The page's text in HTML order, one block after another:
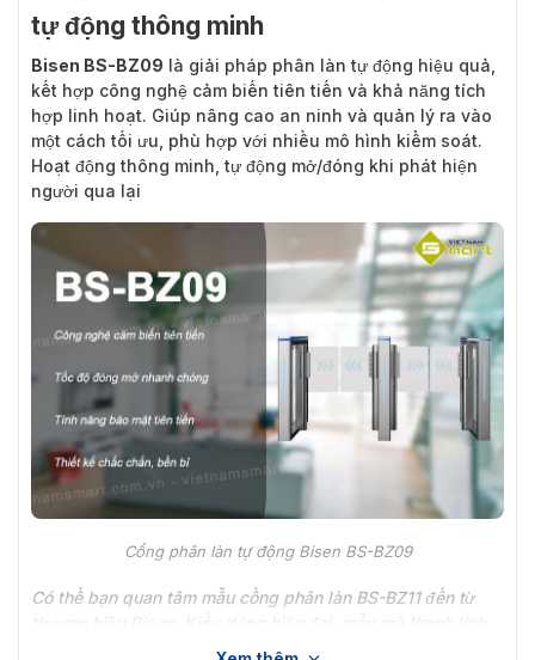
tự động thông minh
Bisen BS-BZ09 là giải pháp phân làn tự động hiệu quả,
kết hợp công nghệ cảm biến tiên tiến và khả năng tích
hợp linh hoạt. Giúp nâng cao an ninh và quản lý ra vào
một cách tối ưu, phù hợp với nhiều mô hình kiểm soát.
Hoạt động thông minh, tự động mở/đóng khi phát hiện
người qua lại
Cổng phân làn tự động Bisen BS-BZ09
Có thể bạn quan tâm mẫu cổng phân làn BS-BZ11đến từ
hoạt động ổn định 24/24.